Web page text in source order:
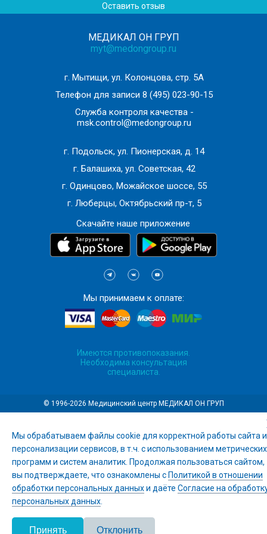
Назначение лабораторных и инструментальных
Рекомендации по тактике дальнейшего лечения (при
дообследования)/наблюдения
Назначение лабораторных и инструментальных
Оставить отзыв
МЕДИКАЛ ОН ГРУП
myt@medongroup.ru
г. Мытищи, ул. Колонцова, стр. 5А
Телефон для записи 8 (495) 023-90-15
Служба контроля качества -
msk.control@medongroup.ru
г. Подольск, ул. Пионерская, д. 14
г. Балашиха, ул. Советская, 42
г. Одинцово, Можайское шоссе, 55
г. Люберцы, Октябрьский пр-т, 5
Скачайте наше приложение
Мы принимаем к оплате:
Имеются противопоказания.
Необходима консультация
специалиста.
© 1996-2026 Медицинский центр МЕДИКАЛ ОН ГРУП
Мы обрабатываем файлы cookie для корректной работы сайта и
персонализации сервисов, в т.ч. с использованием метрических
программ и систем аналитик. Продолжая пользоваться сайтом,
вы подтверждаете, что ознакомлены с Политикой в отношении
обработки персональных данныхи даёте Согласие на
персональных данных
Принять Отклонить